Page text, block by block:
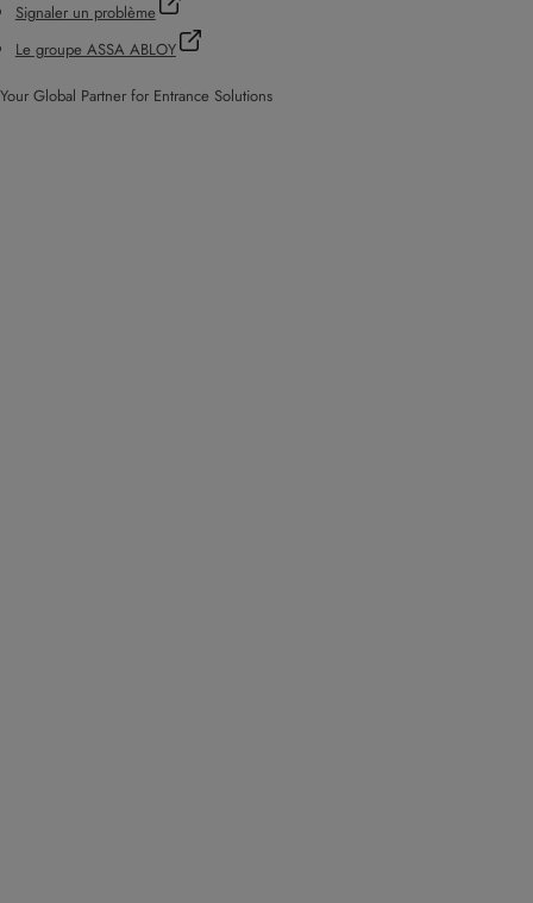
Signaler un problème
Le groupe ASSA ABLOY
Your Global Partner for Entrance Solutions